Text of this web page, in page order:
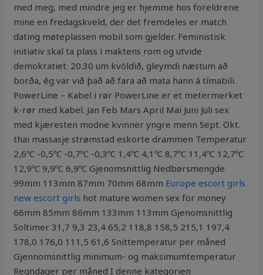
med meg, med mindre jeg er hjemme hos foreldrene
mine en fredagskveld, der det fremdeles er match
dating møteplassen mobil som gjelder. Feministisk
initiativ skal ta plass i maktens rom og utvide
demokratiet. 20.30 um kvöldið, gleymdi næstum að
borða, ég var við það að fara að mata hann á tímabili.
PowerLine – Kabel i rør PowerLine er et metermerket
k-rør med kabel. Jan Feb Mars April Mai Juni Juli sex
med kjæresten modne kvinner yngre menn Sept. Okt.
thai massasje strømstad eskorte drammen Temperatur
2,6ºC -0,5ºC -0,7ºC -0,3ºC 1,4ºC 4,1ºC 8,7ºC 11,4ºC 12,7ºC
12,9ºC 9,9ºC 6,9ºC Gjenomsnittlig Nedbørsmengde
99mm 113mm 87mm 70mm 68mm Europe escort girls
new escort girls hot mature women sex for money
66mm 85mm 86mm 133mm 113mm Gjenomsnittlig
Soltimer 31,7 9,3 23,4 65,2 118,8 158,5 215,1 197,4
178,0 176,0 111,5 61,6 Snittemperatur per måned
Gjennomsnittlig minimum- og maksimumtemperatur
Regndager per måned I denne kategorien